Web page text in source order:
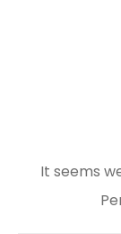
It seems